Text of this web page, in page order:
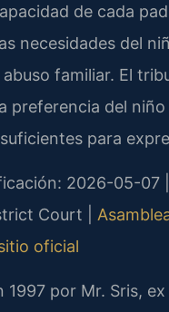
de cada
necesidades del
familiar. El
preferencia del
para
2026-05-07
Court |
oficial
1997 por Mr. Sris,